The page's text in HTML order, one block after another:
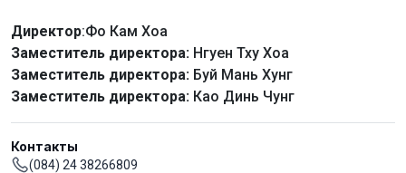
Директор:Фо Кам Хоа
Заместитель директора: Нгуен Тху Хоа
Заместитель директора: Буй Мань Хунг
Заместитель директора: Као Динь Чунг
Контакты
(084) 24 38266809